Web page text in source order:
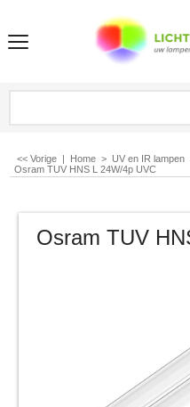
<< Vorige | Home > UV en IR lampen
Osram TUV HNS L 24W/4p UVC
Osram TUV